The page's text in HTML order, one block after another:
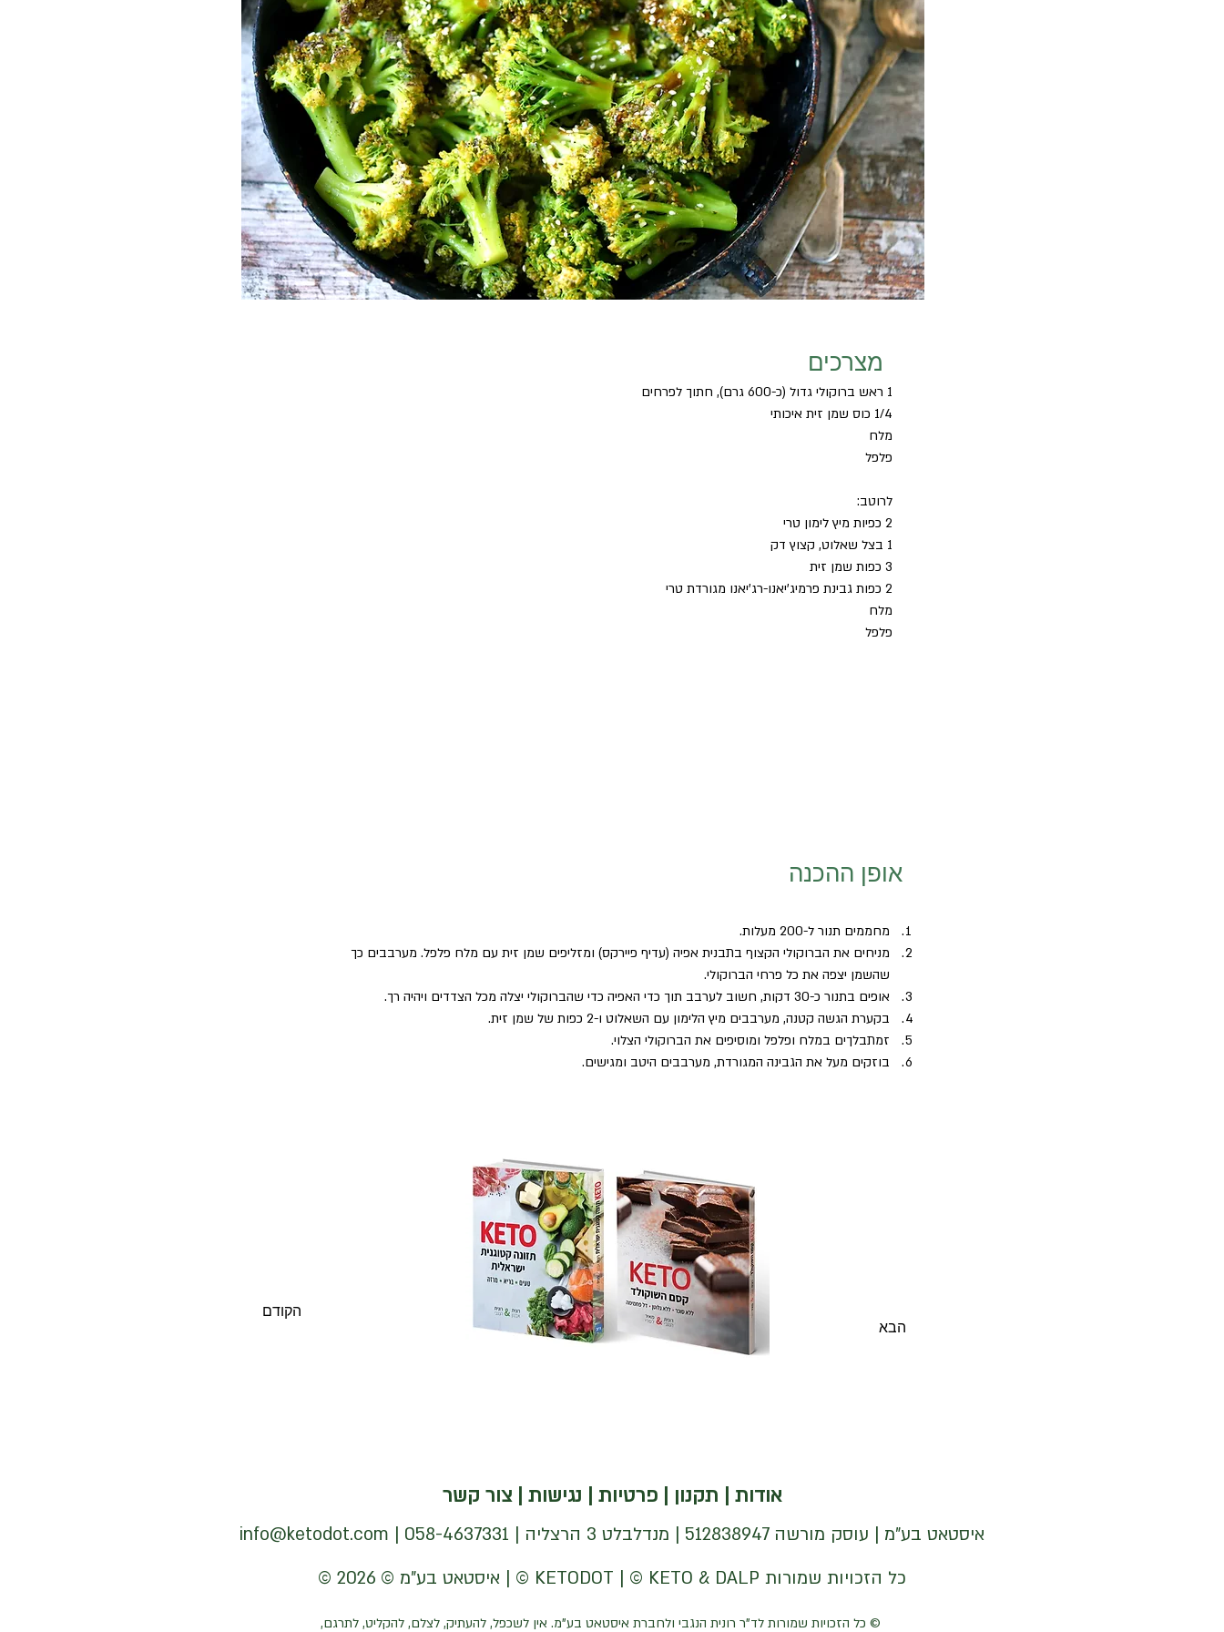
מצרכים
1 ראש ברוקולי גדול (כ-600 גרם), חתוך לפרחים
1/4 כוס שמן זית איכותי
מלח
פלפל
לרוטב:
2 כפיות מיץ לימון טרי
1 בצל שאלוט, קצוץ דק
3 כפות שמן זית
2 כפות גבינת פרמיג'יאנו-רג'יאנו מגורדת טרי
מלח
פלפל
אופן ההכנה
מחממים תנור ל-200 מעלות.
מניחים את הברוקולי הקצוף בתבנית אפיה (עדיף פיירקס) ומזליפים שמן זית עם מלח פלפל. מערבבים כך
שהשמן יצפה את כל פרחי הברוקולי.
אופים בתנור כ-30 דקות, חשוב לערבב תוך כדי האפיה כדי שהברוקולי יצלה מכל הצדדים ויהיה רך.
בקערת הגשה קטנה, מערבבים מיץ הלימון עם השאלוט ו-2 כפות של שמן זית.
זמתבלךים במלח ופלפל ומוסיפים את הברוקולי הצלוי.
בוזקים מעל את הגבינה המגורדת, מערבבים היטב ומגישים.
הקודם
הבא
אודות תקנון |פרטיות נגישות |צור קשר
איסטאט בע"מ | עוסק מורשה 512838947 | מנדלבלט 3 הרצליה | 058-4637331 |
info@ketodot.com
© כל הזכויות שמורות לד"ר רונית הנגבי ולחברת איסטאט בע"מ. אין לשכפל, להעתיק, לצלם, להקליט, לתרגם,